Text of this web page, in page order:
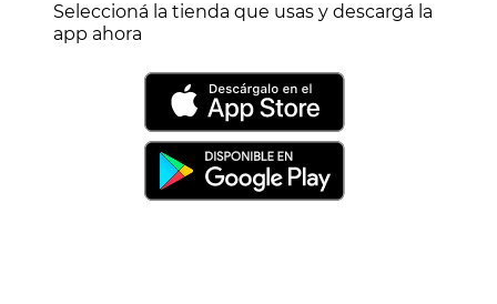
Seleccioná la tienda que usas y descargá la
app ahora